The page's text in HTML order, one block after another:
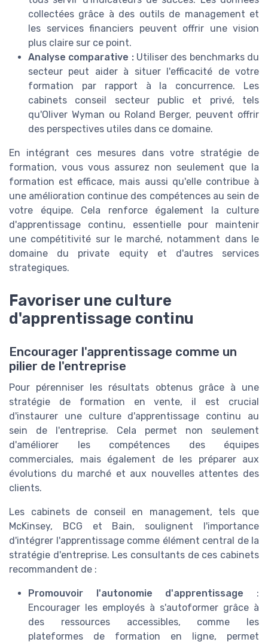
collectées grâce à des outils de management et
les services financiers peuvent offrir une vision
plus claire sur ce point.
Analyse comparative :Utiliser des benchmarks du
secteur peut aider à situer l'efficacité de votre
formation par rapport à la concurrence. Les
cabinets conseil secteur public et privé, tels
qu'Oliver Wyman ou Roland Berger, peuvent offrir
des perspectives utiles dans ce domaine.
En intégrant ces mesures dans votre stratégie de
formation, vous vous assurez non seulement que la
formation est efficace, mais aussi qu'elle contribue à
une amélioration continue des compétences au sein de
votre équipe. Cela renforce également la culture
d'apprentissage continu, essentielle pour maintenir
une compétitivité sur le marché, notamment dans le
domaine du private equity et d'autres services
strategiques.
Favoriser une culture
d'apprentissage continu
Encourager l'apprentissage comme un
pilier de l'entreprise
Pour pérenniser les résultats obtenus grâce à une
stratégie de formation en vente, il est crucial
d'instaurer une culture d'apprentissage continu au
sein de l'entreprise. Cela permet non seulement
d'améliorer les compétences des équipes
commerciales, mais également de les préparer aux
évolutions du marché et aux nouvelles attentes des
clients.
Les cabinets de conseil en management, tels que
McKinsey, BCG et Bain, soulignent l'importance
d'intégrer l'apprentissage comme élément central de la
stratégie d'entreprise. Les consultants de ces cabinets
recommandent de :
Promouvoir l'autonomie d'apprentissage :
Encourager les employés à s'autoformer grâce à
des ressources accessibles, comme les
plateformes de formation en ligne, permet